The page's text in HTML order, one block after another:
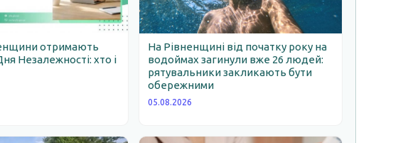
отримають
Незалежності: хто і
На Рівненщині від початку року на
водоймах загинули вже 26 людей:
рятувальники закликають бути
обережними
05.08.2026